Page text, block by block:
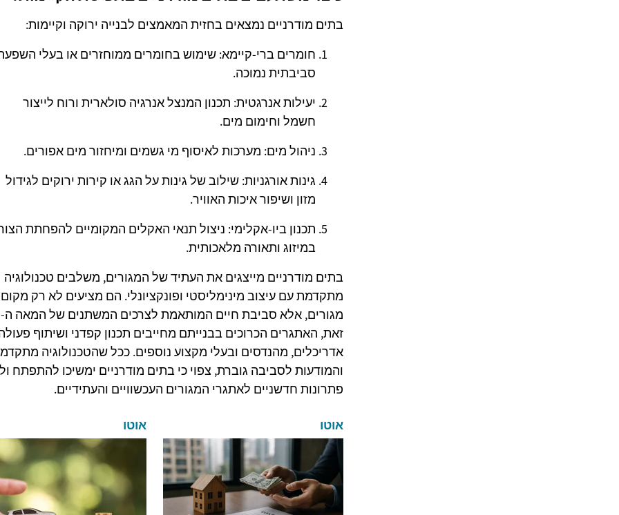
בתים מודרניים נמצאים בחזית המאמצים לבנייה ירוקה וקיימות:
חומרים ברי-קיימא: שימוש בחומרים ממוחזרים או בעלי
סביבתית נמוכה.
יעילות אנרגטית: תכנון המנצל אנרגיה סולארית ורוח לייצור
חשמל וחימום מים.
ניהול מים: מערכות לאיסוף מי גשמים ומיחזור מים אפורים.
גינות אורגניות: שילוב של גינות על הגג או קירות ירוקים לגידול
מזון ושיפור איכות האוויר.
תכנון ביו-אקלימי: ניצול תנאי האקלים המקומיים להפחתת
במיזוג ותאורה מלאכותית.
בתים מודרניים מייצגים את העתיד של המגורים, משלבים טכנולוגיה
מתקדמת עם עיצוב מינימליסטי ופונקציונלי. הם מציעים לא רק מקום
זאת, האתגרים הכרוכים בבנייתם מחייבים תכנון קפדני ושיתוף
אדריכלים, מהנדסים ובעלי מקצוע נוספים. ככל שהטכנולוגיה
והמודעות לסביבה גוברת, צפוי כי בתים מודרניים ימשיכו להתפתח
פתרונות חדשניים לאתגרי המגורים העכשוויים והעתידיים.
אוטו אוטו